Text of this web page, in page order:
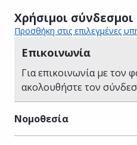
Χρήσιμοι σύνδεσμοι
Προσθήκη στις επιλεγμένες
Επικοινωνία
Για επικοινωνία με τον
ακολουθήστε τον
Νομοθεσία